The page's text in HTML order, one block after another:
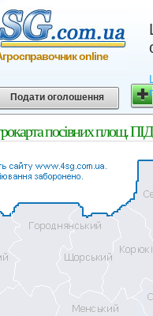
online
Подати оголошення
посівних площ.